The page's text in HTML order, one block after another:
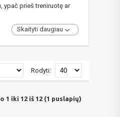
ypač prieš treniruotę ar
Skaityti daugiau
Rodyti:
1 iki 12 iš 12 (1 puslapių)